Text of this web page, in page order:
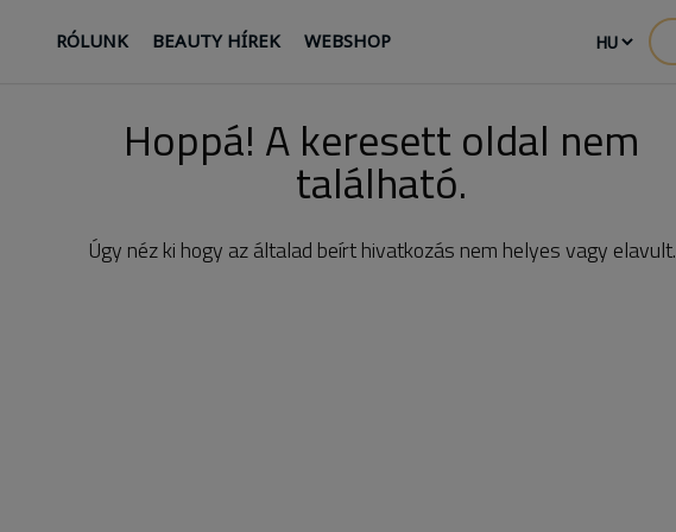
RÓLUNK BEAUTY HÍREK WEBSHOP
Hoppá! A keresett oldal nem
található.
Úgy néz ki hogy az általad beírt hivatkozás nem helyes vagy elavult.